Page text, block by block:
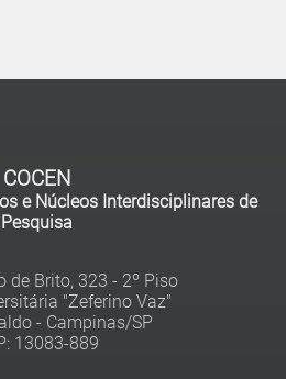
COCEN
e Núcleos Interdisciplinares de
Pesquisa
de Brito, 323 - 2º Piso
"Zeferino Vaz"
- Campinas/SP